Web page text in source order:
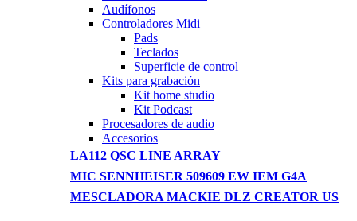
Audífonos
Controladores Midi
Pads
Teclados
Superficie de control
Kits para grabación
Kit home studio
Kit Podcast
Procesadores de audio
Accesorios
LA112 QSC LINE ARRAY
MIC SENNHEISER 509609 EW IEM G4A
MESCLADORA MACKIE DLZ CREATOR US